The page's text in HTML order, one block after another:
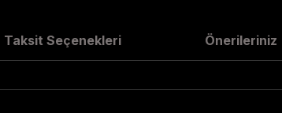
Taksit Seçenekleri Önerileriniz